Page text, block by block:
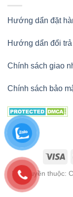
Hướng dẩn đặt
Hướng dẩn đổi
Chính sách giao
Chính sách bảo
Bản quyền thuộc: